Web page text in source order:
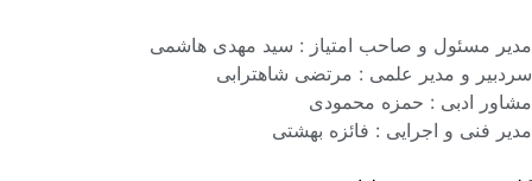
مدیر مسئول و صاحب امتیاز : سید مهدی هاشمی
سردبیر و مدیر علمی : مرتضی شاهترابی
مشاور ادبی : حمزه محمودی
مدیر فنی و اجرایی : فائزه بهشتی